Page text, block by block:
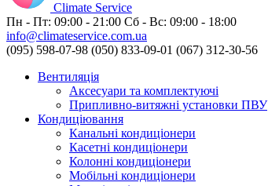
Climate Service
Пн - Пт: 09:00 - 21:00 Сб - Вс: 09:00 - 18:00
info@climateservice.com.ua
(095) 598-07-98 (050) 833-09-01 (067) 312-30-56
Вентиляція
Аксесуари та комплектуючі
Припливно-витяжні установки ПВУ
Кондиціювання
Канальні кондиціонери
Касетні кондиціонери
Колонні кондиціонери
Мобільні кондиціонери